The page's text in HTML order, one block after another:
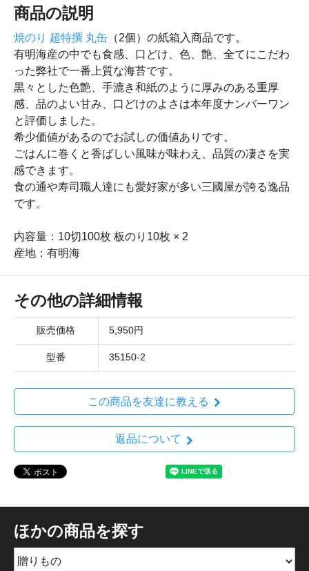
商品の説明
焼のり 超特撰 丸缶 （2個）の紙箱入商品です。
有明海産の中でも食感、口どけ、色、艶、全てにこだわ
った弊社で一番上質な海苔です。
黒々とした色艶、手漉き和紙のように厚みのある重厚
感、品のよい甘み、口どけのよさは本年度ナンバーワン
と評価しました。
希少価値があるのでお試しの価値ありです。
ごはんに巻くと香ばしい風味が味わえ、品質の凄さを実
感できます。
食の通や寿司職人達にも愛好家が多い三國屋が誇る逸品
です。
内容量：10切100枚 板のり10枚 × 2
産地：有明海
その他の詳細情報
販売価格 5,950円
型番 35150-2
この商品を友達に教える
返品について
ほかの商品を探す